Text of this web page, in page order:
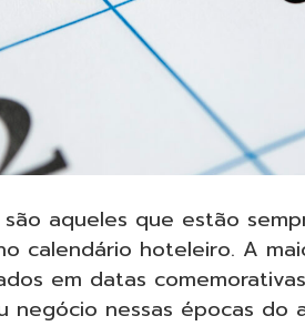
aqueles que estão
calendário hoteleiro. A
em datas
negócio nessas épocas